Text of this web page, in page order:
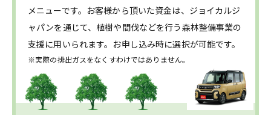
メニューです。お客様から頂いた資金は、ジョイカルジ
ャパンを通じて、植樹や間伐などを行う森林整備事業の
支援に用いられます。お申し込み時に選択が可能です。
※実際の排出ガスをなくすわけではありません。